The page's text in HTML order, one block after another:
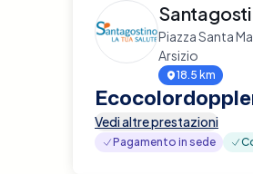
Piazza Santa
Arsizio
18.5 km
Vedi altre prestazioni
Pagamento in sede